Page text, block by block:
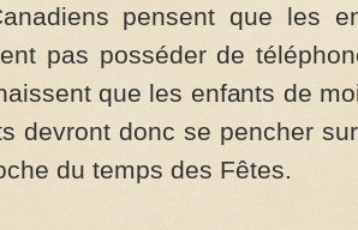
pensent que les
pas posséder de
que les enfants de
devront donc se pencher
du temps des Fêtes.